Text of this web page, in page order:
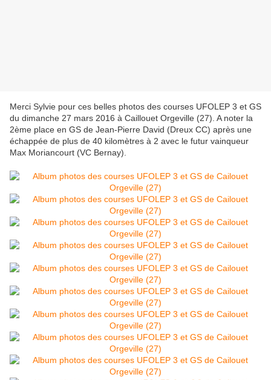
Merci Sylvie pour ces belles photos des courses UFOLEP 3 et GS
du dimanche 27 mars 2016 à Caillouet Orgeville (27). A noter la
2ème place en GS de Jean-Pierre David (Dreux CC) après une
échappée de plus de 40 kilomètres à 2 avec le futur vainqueur
Max Moriancourt (VC Bernay).